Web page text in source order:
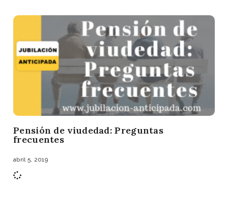
Pensión de viudedad: Preguntas
frecuentes
abril 5, 2019